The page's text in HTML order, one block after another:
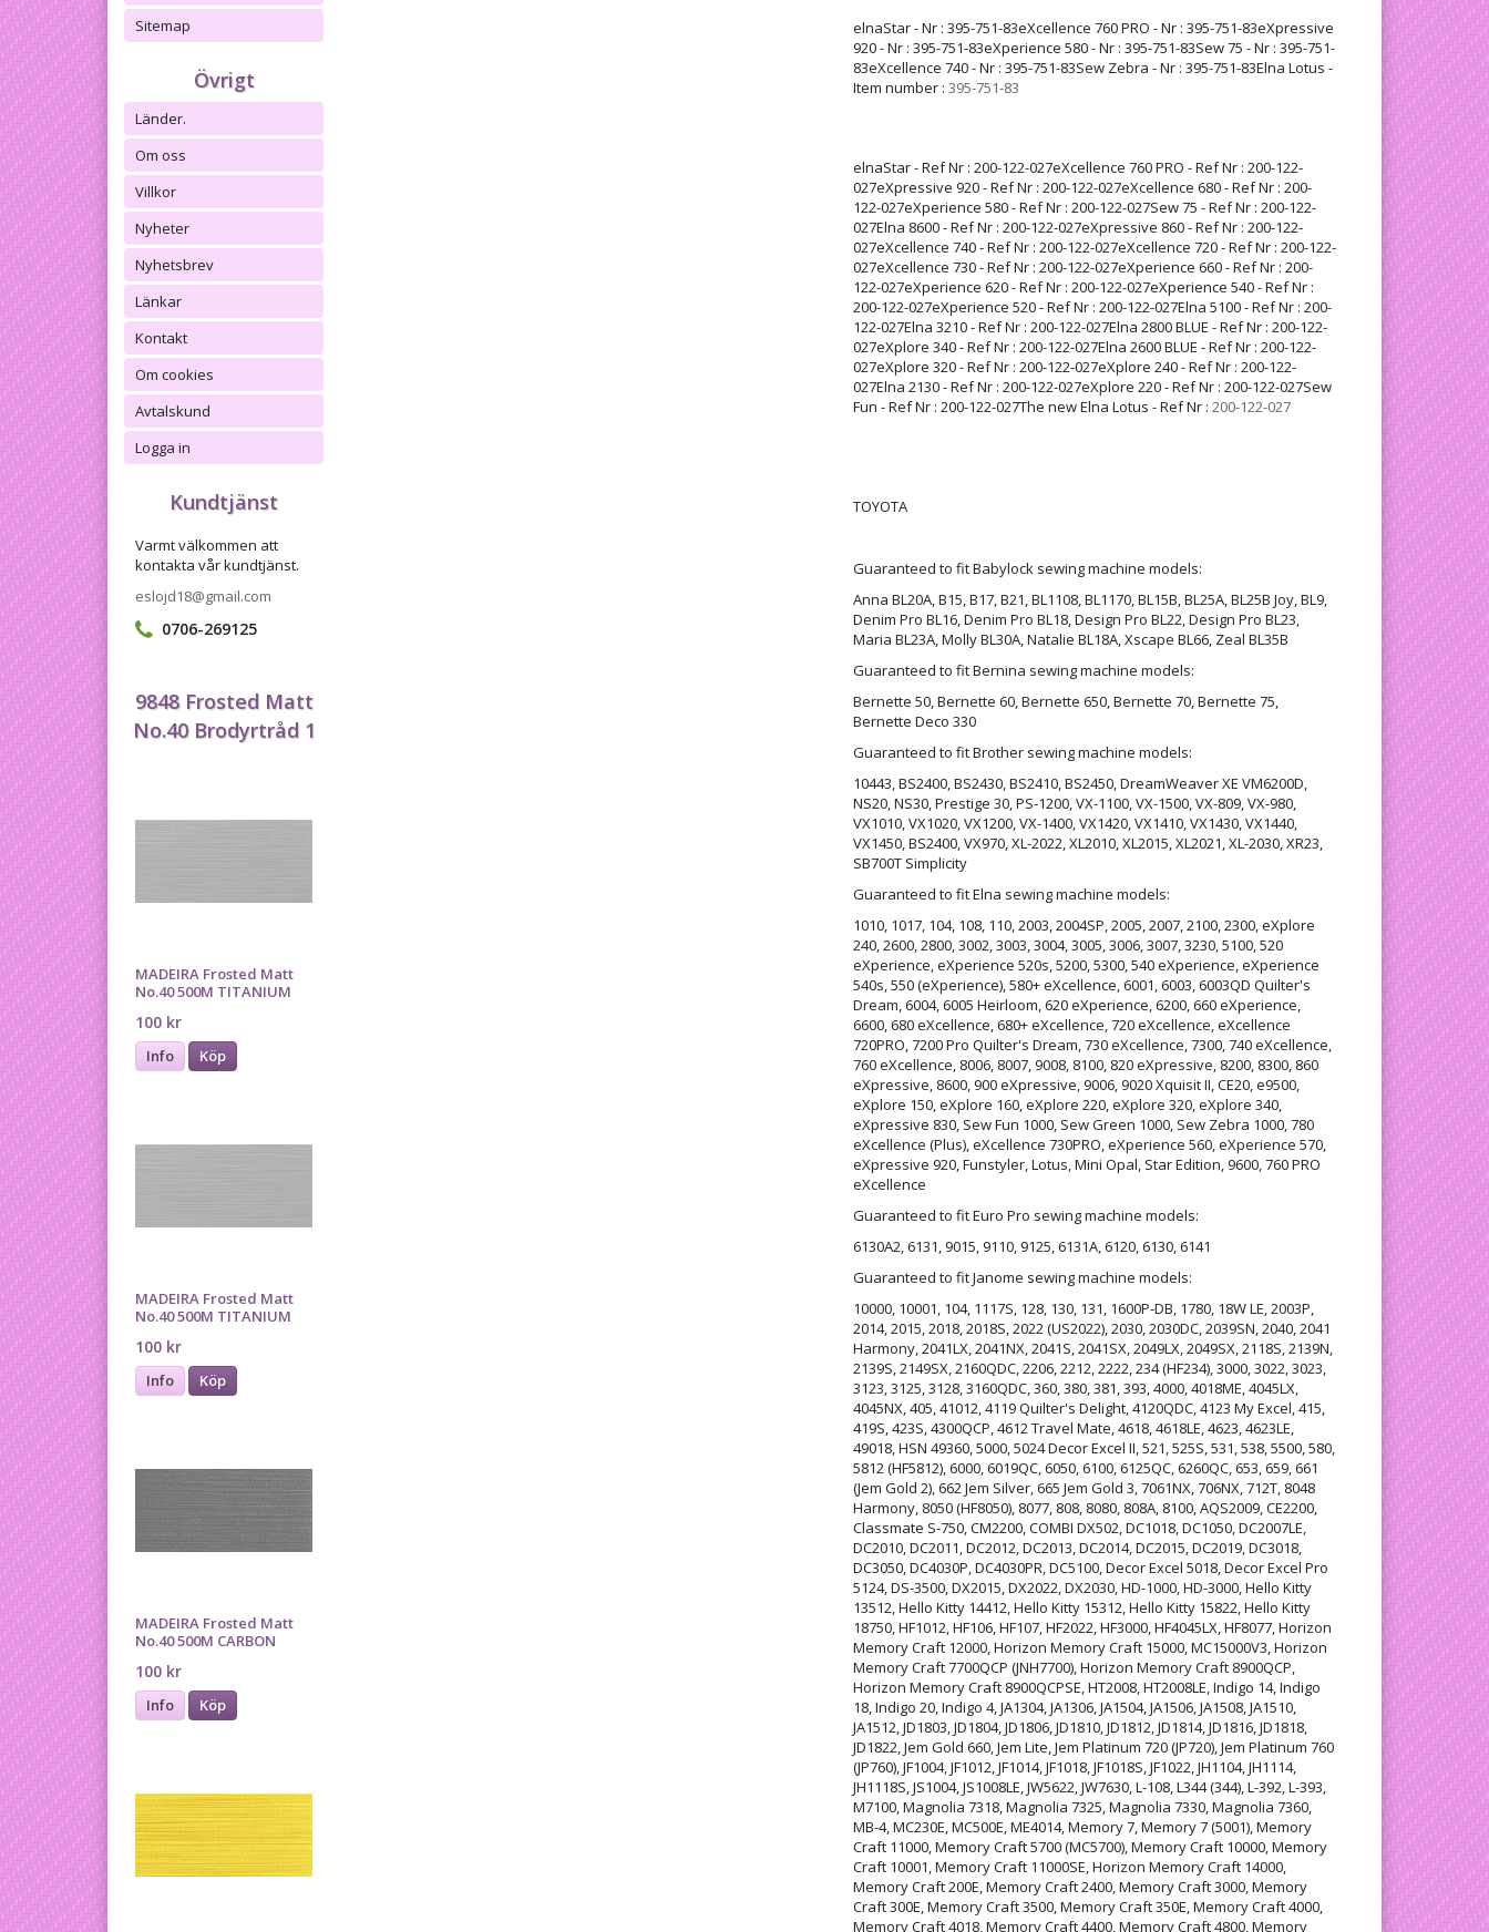
Sitemap
Övrigt
Länder.
Om oss
Villkor
Nyheter
Nyhetsbrev
Länkar
Kontakt
Om cookies
Avtalskund
Logga in
Kundtjänst
Varmt välkommen att
kontakta vår kundtjänst.
eslojd18@gmail.com
0706-269125
9848 Frosted Matt
No.40 Brodyrtråd 1
MADEIRA Frosted Matt
No.40 500M TITANIUM
100 kr
Info Köp
MADEIRA Frosted Matt
No.40 500M TITANIUM
100 kr
Info Köp
MADEIRA Frosted Matt
No.40 500M CARBON
100 kr
Info Köp
elnaStar - Nr : 395-751-83eXcellence 760 PRO - Nr : 395-751-83eXpressive
920 - Nr : 395-751-83eXperience 580 - Nr : 395-751-83Sew 75 - Nr : 395-751-
83eXcellence 740 - Nr : 395-751-83Sew Zebra - Nr : 395-751-83Elna Lotus -
Item number : 395-751-83
elnaStar - Ref Nr : 200-122-027eXcellence 760 PRO - Ref Nr : 200-122-
027eXpressive 920 - Ref Nr : 200-122-027eXcellence 680 - Ref Nr : 200-
122-027eXperience 580 - Ref Nr : 200-122-027Sew 75 - Ref Nr : 200-122-
027Elna 8600 - Ref Nr : 200-122-027eXpressive 860 - Ref Nr : 200-122-
027eXcellence 740 - Ref Nr : 200-122-027eXcellence 720 - Ref Nr : 200-122-
027eXcellence 730 - Ref Nr : 200-122-027eXperience 660 - Ref Nr : 200-
122-027eXperience 620 - Ref Nr : 200-122-027eXperience 540 - Ref Nr :
200-122-027eXperience 520 - Ref Nr : 200-122-027Elna 5100 - Ref Nr : 200-
122-027Elna 3210 - Ref Nr : 200-122-027Elna 2800 BLUE - Ref Nr : 200-122-
027eXplore 340 - Ref Nr : 200-122-027Elna 2600 BLUE - Ref Nr : 200-122-
027eXplore 320 - Ref Nr : 200-122-027eXplore 240 - Ref Nr : 200-122-
027Elna 2130 - Ref Nr : 200-122-027eXplore 220 - Ref Nr : 200-122-027Sew
Fun - Ref Nr : 200-122-027The new Elna Lotus - Ref Nr : 200-122-027
TOYOTA
Guaranteed to fit Babylock sewing machine models:
Anna BL20A, B15, B17, B21, BL1108, BL1170, BL15B, BL25A, BL25B Joy, BL9,
Denim Pro BL16, Denim Pro BL18, Design Pro BL22, Design Pro BL23,
Maria BL23A, Molly BL30A, Natalie BL18A, Xscape BL66, Zeal BL35B
Guaranteed to fit Bernina sewing machine models:
Bernette 50, Bernette 60, Bernette 650, Bernette 70, Bernette 75,
Bernette Deco 330
Guaranteed to fit Brother sewing machine models:
10443, BS2400, BS2430, BS2410, BS2450, DreamWeaver XE VM6200D,
NS20, NS30, Prestige 30, PS-1200, VX-1100, VX-1500, VX-809, VX-980,
VX1010, VX1020, VX1200, VX-1400, VX1420, VX1410, VX1430, VX1440,
VX1450, BS2400, VX970, XL-2022, XL2010, XL2015, XL2021, XL-2030, XR23,
SB700T Simplicity
Guaranteed to fit Elna sewing machine models:
1010, 1017, 104, 108, 110, 2003, 2004SP, 2005, 2007, 2100, 2300, eXplore
240, 2600, 2800, 3002, 3003, 3004, 3005, 3006, 3007, 3230, 5100, 520
eXperience, eXperience 520s, 5200, 5300, 540 eXperience, eXperience
540s, 550 (eXperience), 580+ eXcellence, 6001, 6003, 6003QD Quilter's
Dream, 6004, 6005 Heirloom, 620 eXperience, 6200, 660 eXperience,
6600, 680 eXcellence, 680+ eXcellence, 720 eXcellence, eXcellence
720PRO, 7200 Pro Quilter's Dream, 730 eXcellence, 7300, 740 eXcellence,
760 eXcellence, 8006, 8007, 9008, 8100, 820 eXpressive, 8200, 8300, 860
eXpressive, 8600, 900 eXpressive, 9006, 9020 Xquisit II, CE20, e9500,
eXplore 150, eXplore 160, eXplore 220, eXplore 320, eXplore 340,
eXpressive 830, Sew Fun 1000, Sew Green 1000, Sew Zebra 1000, 780
eXcellence (Plus), eXcellence 730PRO, eXperience 560, eXperience 570,
eXpressive 920, Funstyler, Lotus, Mini Opal, Star Edition, 9600, 760 PRO
eXcellence
Guaranteed to fit Euro Pro sewing machine models:
6130A2, 6131, 9015, 9110, 9125, 6131A, 6120, 6130, 6141
Guaranteed to fit Janome sewing machine models:
10000, 10001, 104, 1117S, 128, 130, 131, 1600P-DB, 1780, 18W LE, 2003P,
2014, 2015, 2018, 2018S, 2022 (US2022), 2030, 2030DC, 2039SN, 2040, 2041
Harmony, 2041LX, 2041NX, 2041S, 2041SX, 2049LX, 2049SX, 2118S, 2139N,
2139S, 2149SX, 2160QDC, 2206, 2212, 2222, 234 (HF234), 3000, 3022, 3023,
3123, 3125, 3128, 3160QDC, 360, 380, 381, 393, 4000, 4018ME, 4045LX,
4045NX, 405, 41012, 4119 Quilter's Delight, 4120QDC, 4123 My Excel, 415,
419S, 423S, 4300QCP, 4612 Travel Mate, 4618, 4618LE, 4623, 4623LE,
49018, HSN 49360, 5000, 5024 Decor Excel II, 521, 525S, 531, 538, 5500, 580,
5812 (HF5812), 6000, 6019QC, 6050, 6100, 6125QC, 6260QC, 653, 659, 661
(Jem Gold 2), 662 Jem Silver, 665 Jem Gold 3, 7061NX, 706NX, 712T, 8048
Harmony, 8050 (HF8050), 8077, 808, 8080, 808A, 8100, AQS2009, CE2200,
Classmate S-750, CM2200, COMBI DX502, DC1018, DC1050, DC2007LE,
DC2010, DC2011, DC2012, DC2013, DC2014, DC2015, DC2019, DC3018,
DC3050, DC4030P, DC4030PR, DC5100, Decor Excel 5018, Decor Excel Pro
5124, DS-3500, DX2015, DX2022, DX2030, HD-1000, HD-3000, Hello Kitty
13512, Hello Kitty 14412, Hello Kitty 15312, Hello Kitty 15822, Hello Kitty
18750, HF1012, HF106, HF107, HF2022, HF3000, HF4045LX, HF8077, Horizon
Memory Craft 12000, Horizon Memory Craft 15000, MC15000V3, Horizon
Memory Craft 7700QCP (JNH7700), Horizon Memory Craft 8900QCP,
Horizon Memory Craft 8900QCPSE, HT2008, HT2008LE, Indigo 14, Indigo
18, Indigo 20, Indigo 4, JA1304, JA1306, JA1504, JA1506, JA1508, JA1510,
JA1512, JD1803, JD1804, JD1806, JD1810, JD1812, JD1814, JD1816, JD1818,
JD1822, Jem Gold 660, Jem Lite, Jem Platinum 720 (JP720), Jem Platinum 760
(JP760), JF1004, JF1012, JF1014, JF1018, JF1018S, JF1022, JH1104, JH1114,
JH1118S, JS1004, JS1008LE, JW5622, JW7630, L-108, L344 (344), L-392, L-393,
M7100, Magnolia 7318, Magnolia 7325, Magnolia 7330, Magnolia 7360,
MB-4, MC230E, MC500E, ME4014, Memory 7, Memory 7 (5001), Memory
Craft 11000, Memory Craft 5700 (MC5700), Memory Craft 10000, Memory
Craft 10001, Memory Craft 11000SE, Horizon Memory Craft 14000,
Memory Craft 200E, Memory Craft 2400, Memory Craft 3000, Memory
Craft 300E, Memory Craft 3500, Memory Craft 350E, Memory Craft 4000,
Memory Craft 4018, Memory Craft 4400, Memory Craft 4800, Memory